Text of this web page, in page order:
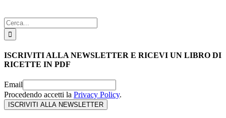
Cerca
per:
ISCRIVITI ALLA NEWSLETTER E RICEVI UN LIBRO DI
RICETTE IN PDF
Email
Procedendo accetti la Privacy Policy.